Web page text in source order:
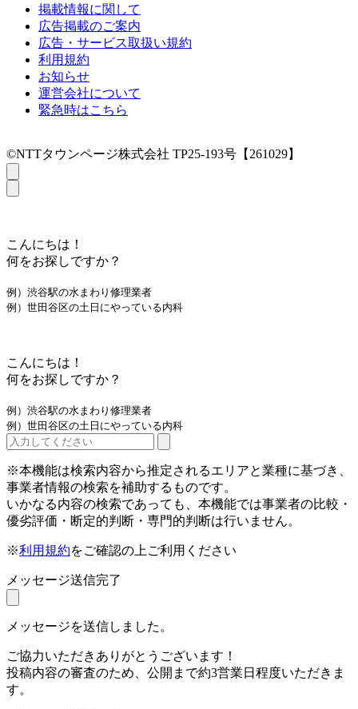
掲載情報に関して
広告掲載のご案内
広告・サービス取扱い規約
利用規約
お知らせ
運営会社について
緊急時はこちら
©NTTタウンページ株式会社 TP25-193号【261029】
こんにちは！
何をお探しですか？
例）渋谷駅の水まわり修理業者
例）世田谷区の土日にやっている内科
こんにちは！
何をお探しですか？
例）渋谷駅の水まわり修理業者
例）世田谷区の土日にやっている内科
※本機能は検索内容から推定されるエリアと業種に基づき、
事業者情報の検索を補助するものです。
いかなる内容の検索であっても、本機能では事業者の比較・
優劣評価・断定的判断・専門的判断は行いません。
※利用規約をご確認の上ご利用ください
メッセージ送信完了
メッセージを送信しました。
ご協力いただきありがとうございます！
投稿内容の審査のため、公開まで約3営業日程度いただきま
す。